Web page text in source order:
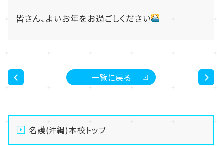
皆さん、よいお年をお過ごしください
一覧に戻る
名護(沖縄)本校トップ